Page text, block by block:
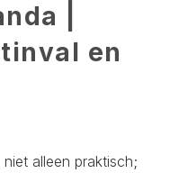
|
en
niet alleen praktisch;